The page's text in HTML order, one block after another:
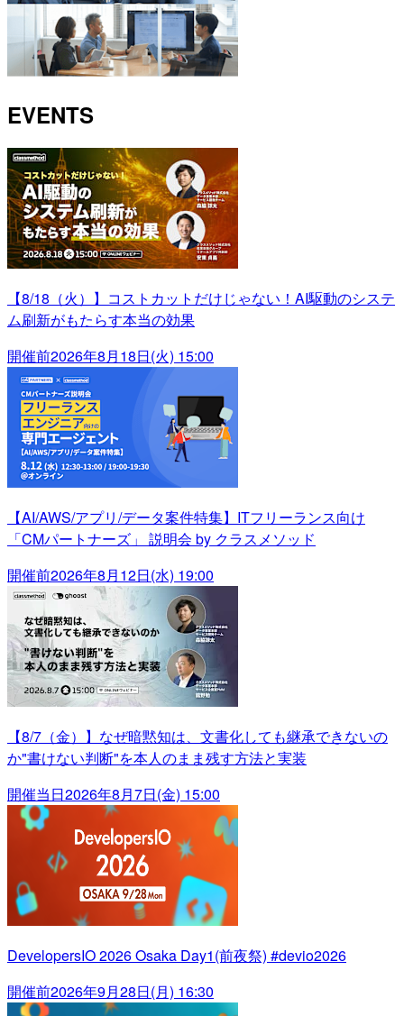
EVENTS
【8/18（火）】コストカットだけじゃない！AI駆動のシステ
ム刷新がもたらす本当の効果
開催前2026年8月18日(火) 15:00
【AI/AWS/アプリ/データ案件特集】ITフリーランス向け
「CMパートナーズ」 説明会 by クラスメソッド
開催前2026年8月12日(水) 19:00
【8/7（金）】なぜ暗黙知は、文書化しても継承できないの
か"書けない判断"を本人のまま残す方法と実装
開催当日2026年8月7日(金) 15:00
DevelopersIO 2026 Osaka Day1(前夜祭) #devio2026
開催前2026年9月28日(月) 16:30